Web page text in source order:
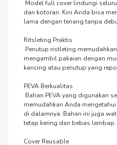
dan kotoran. Kini Anda bisa
lama dengan tenang tanpa
Ritsleting Praktis
mengambil pakaian dengan
kancing atau penutup yang
PEVA Berkualitas
memudahkan Anda
di dalamnya. Bahan ini juga
tetap kering dan bebas lembap.
Cover Reusable